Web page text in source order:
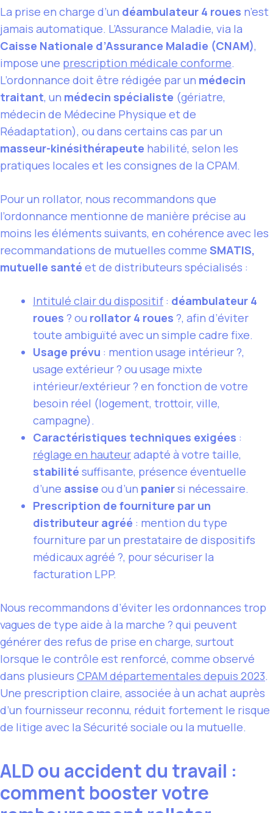
La prise en charge d’un déambulateur 4 roues n’est
jamais automatique. L’Assurance Maladie, via la
Caisse Nationale d’Assurance Maladie (CNAM),
impose une prescription médicale conforme.
L’ordonnance doit être rédigée par un médecin
traitant, un médecin spécialiste (gériatre,
médecin de Médecine Physique et de
Réadaptation), ou dans certains cas par un
masseur-kinésithérapeute habilité, selon les
pratiques locales et les consignes de la CPAM.
Pour un rollator, nous recommandons que
l’ordonnance mentionne de manière précise au
moins les éléments suivants, en cohérence avec les
recommandations de mutuelles comme SMATIS,
mutuelle santé et de distributeurs spécialisés :
Intitulé clair du dispositif : déambulateur 4
roues ? ou rollator 4 roues ?, afin d’éviter
toute ambiguïté avec un simple cadre fixe.
Usage prévu : mention usage intérieur ?,
usage extérieur ? ou usage mixte
intérieur/extérieur ? en fonction de votre
besoin réel (logement, trottoir, ville,
campagne).
Caractéristiques techniques exigées :
réglage en hauteuradapté à votre taille,
stabilité suffisante, présence éventuelle
d’une assise ou d’un paniersi nécessaire.
Prescription de fourniture par un
distributeur agréé : mention du type
fourniture par un prestataire de dispositifs
médicaux agréé ?, pour sécuriser la
facturation LPP.
Nous recommandons d’éviter les ordonnances trop
vagues de type aide à la marche ? qui peuvent
générer des refus de prise en charge, surtout
lorsque le contrôle est renforcé, comme observé
dans plusieurs CPAM départementales depuis 2023.
Une prescription claire, associée à un achat auprès
d’un fournisseur reconnu, réduit fortement le risque
de litige avec la Sécurité sociale ou la mutuelle.
ALD ou accident du travail :
comment booster votre